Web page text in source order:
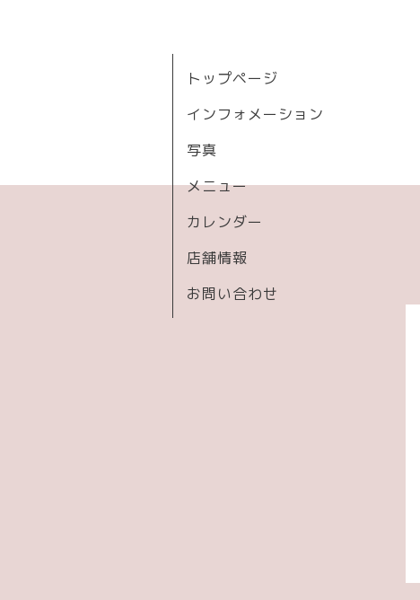
トップページ
インフォメーション
写真
メニュー
カレンダー
店舗情報
お問い合わせ